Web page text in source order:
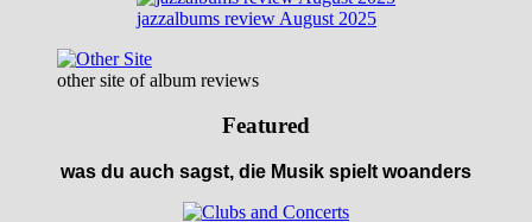
jazzalbums review August 2025
other site of album reviews
Featured
was du auch sagst, die Musik spielt woanders